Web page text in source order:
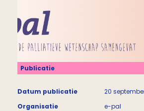
Publicatie
Datum publicatie
20
Organisatie
e-pal